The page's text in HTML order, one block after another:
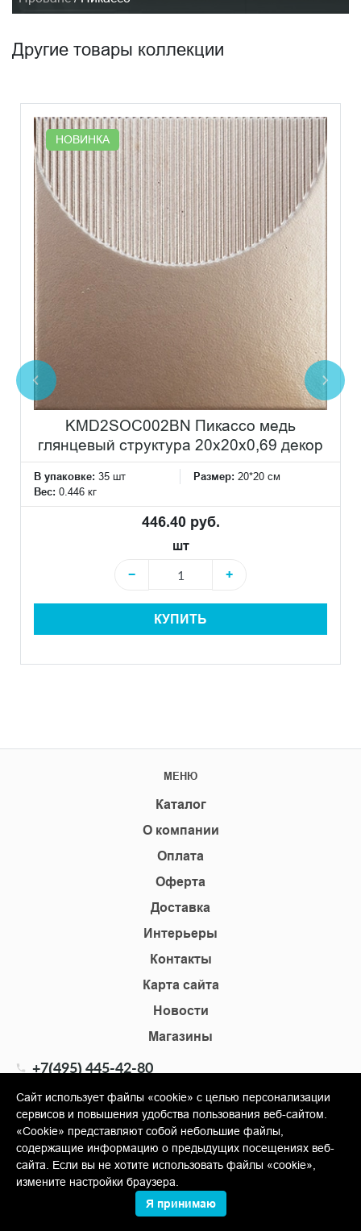
Другие товары коллекции
НОВИНКА
KMD2SOC002BN Пикассо медь
глянцевый структура 20x20x0,69 декор
В упаковке: 35 шт Размер: 20*20 см
Вес: 0.446 кг
446.40 руб.
шт
−
+
КУПИТЬ
МЕНЮ
Каталог
О компании
Оплата
Оферта
Доставка
Интерьеры
Контакты
Карта сайта
Новости
Магазины
+7(495) 445-42-80
info@shopkm.ru
© Copyright 2013-2026 KERAMA MARAZZI, ООО «Гамма
Керамика»
Сайт использует файлы «cookie» с целью персонализации
сервисов и повышения удобства пользования веб-сайтом.
«Cookie» представляют собой небольшие файлы,
содержащие информацию о предыдущих посещениях веб-
сайта. Если вы не хотите использовать файлы «cookie»,
измените настройки браузера.
Я принимаю